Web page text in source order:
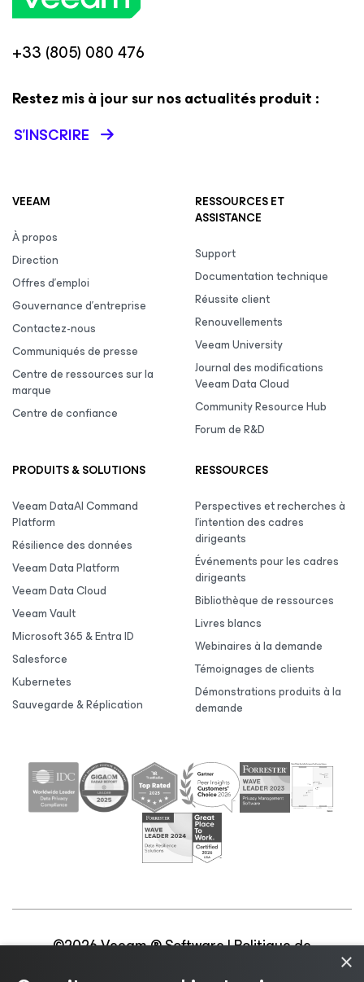
+33 (805) 080 476
Restez mis à jour sur nos actualités produit :
S’INSCRIRE
VEEAM
À propos
Direction
Offres d’emploi
Gouvernance d’entreprise
Contactez-nous
Communiqués de presse
Centre de ressources sur la
marque
Centre de confiance
RESSOURCES ET
ASSISTANCE
Support
Documentation technique
Réussite client
Renouvellements
Veeam University
Journal des modifications
Veeam Data Cloud
Community Resource Hub
Forum de R&D
PRODUITS & SOLUTIONS
Veeam DataAI Command
Platform
Résilience des données
Veeam Data Platform
Veeam Data Cloud
Veeam Vault
Microsoft 365 & Entra ID
Salesforce
Kubernetes
Sauvegarde & Réplication
RESSOURCES
Perspectives et recherches à
l’intention des cadres
dirigeants
Événements pour les cadres
dirigeants
Bibliothèque de ressources
Livres blancs
Webinaires à la demande
Témoignages de clients
Démonstrations produits à la
demande
©2026 Veeam ® Software |Politique de
|
×